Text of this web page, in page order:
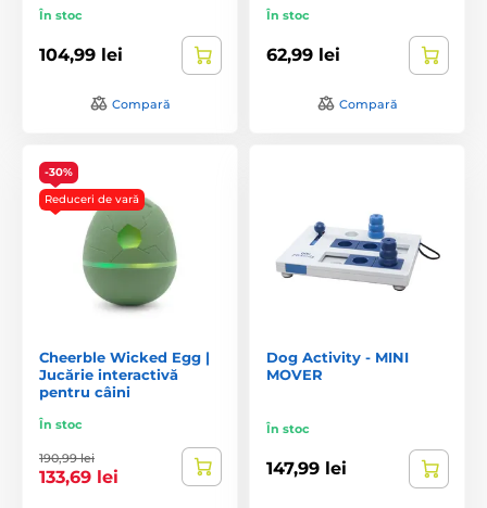
În stoc
104,99 lei
Compară
În stoc
62,99 lei
Compară
-30%
Reduceri de vară
Cheerble Wicked Egg |
Jucărie interactivă
pentru câini
În stoc
190,99 lei
133,69 lei
Dog Activity - MINI
MOVER
În stoc
147,99 lei